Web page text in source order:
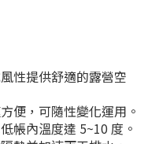
性提供舒適的露營空
便，可隨性變化運用。
帳內溫度達 5~10 度。